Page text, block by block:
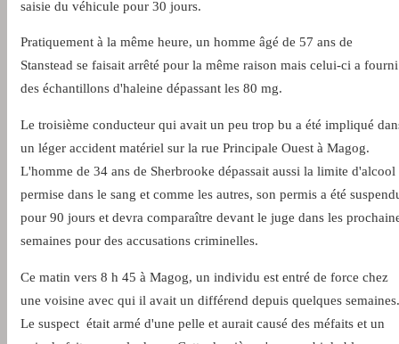
saisie du véhicule pour 30 jours.
Pratiquement à la même heure, un homme âgé de 57 ans de
Stanstead se faisait arrêté pour la même raison mais celui-ci a fourni
des échantillons d'haleine dépassant les 80 mg.
Le troisième conducteur qui avait un peu trop bu a été impliqué
un léger accident matériel sur la rue Principale Ouest à Magog.
L'homme de 34 ans de Sherbrooke dépassait aussi la limite d'alcool
permise dans le sang et comme les autres, son permis a été
pour 90 jours et devra comparaître devant le juge dans les
semaines pour des accusations criminelles.
Ce matin vers 8 h 45 à Magog, un individu est entré de force chez
une voisine avec qui il avait un différend depuis quelques semaines.
Le suspect était armé d'une pelle et aurait causé des méfaits et un